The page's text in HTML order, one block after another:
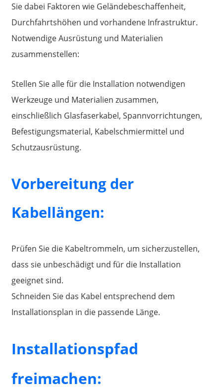
Sie dabei Faktoren wie Geländebeschaffenheit,
Durchfahrtshöhen und vorhandene Infrastruktur.
Notwendige Ausrüstung und Materialien
zusammenstellen:
Stellen Sie alle für die Installation notwendigen
Werkzeuge und Materialien zusammen,
einschließlich Glasfaserkabel, Spannvorrichtungen,
Befestigungsmaterial, Kabelschmiermittel und
Schutzausrüstung.
Vorbereitung der
Kabellängen:
Prüfen Sie die Kabeltrommeln, um sicherzustellen,
dass sie unbeschädigt und für die Installation
geeignet sind.
Schneiden Sie das Kabel entsprechend dem
Installationsplan in die passende Länge.
Installationspfad
freimachen: